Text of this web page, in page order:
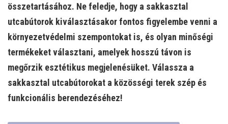
összetartásához. Ne feledje, hogy a sakkasztal
utcabútorok kiválasztásakor fontos figyelembe venni a
környezetvédelmi szempontokat is, és olyan minőségi
termékeket választani, amelyek hosszú távon is
megőrzik esztétikus megjelenésüket. Válassza a
sakkasztal utcabútorokat a közösségi terek szép és
funkcionális berendezéséhez!